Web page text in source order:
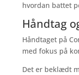
hvordan battet
Håndtag
Håndtaget på
med fokus på
Det er beklædt